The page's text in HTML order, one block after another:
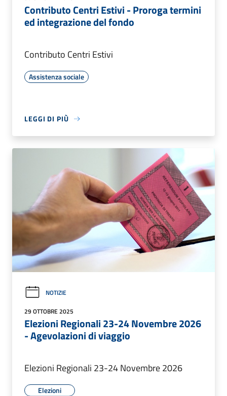
Contributo Centri Estivi - Proroga termini
ed integrazione del fondo
Contributo Centri Estivi
Assistenza sociale
LEGGI DI PIÙ
NOTIZIE
29 OTTOBRE 2025
Elezioni Regionali 23-24 Novembre 2026
- Agevolazioni di viaggio
Elezioni Regionali 23-24 Novembre 2026
Elezioni